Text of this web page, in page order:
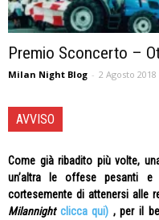
Premio Sconcerto –
Milan Night Blog - 2 Agosto 2018
AVVISO
Come già ribadito più volte,
un’altra le offese pesanti e
cortesemente di attenersi alle
Milannight clicca qui) , per il